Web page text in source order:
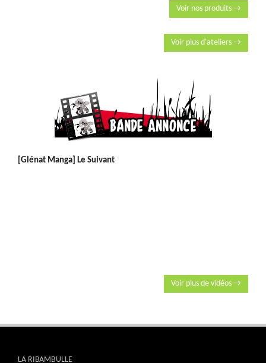
Voir nos produits →
Voir plus d'ateliers →
[Glénat Manga] Le Suivant
Voir plus de vidéos →
LA RIBAMBULLE